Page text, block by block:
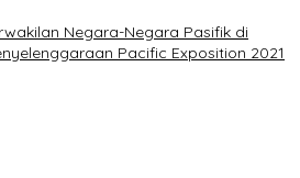
Negara-Negara Pasifik di
Pacific Exposition 2021